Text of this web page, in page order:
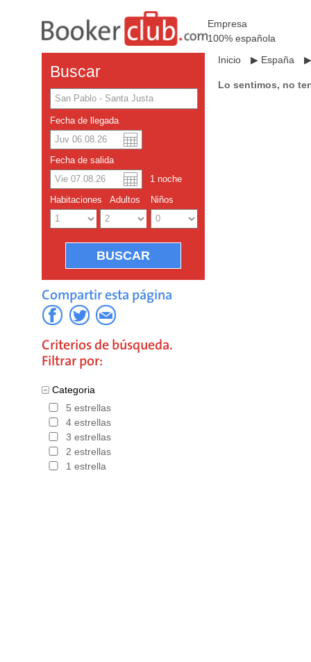
Empresa
100% española
Buscar
Fecha de llegada
Fecha de salida
1 noche
Habitaciones Adultos Niños
Compartir esta página
Criterios de búsqueda.
Filtrar por:
Categoria
5 estrellas
4 estrellas
3 estrellas
2 estrellas
1 estrella
Inicio ▶ España
Lo sentimos, no